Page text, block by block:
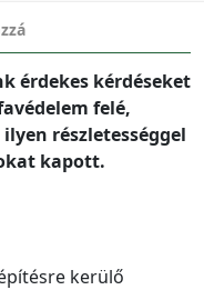
érdekes kérdéseket
felé,
részletességgel
kapott.
kerülő